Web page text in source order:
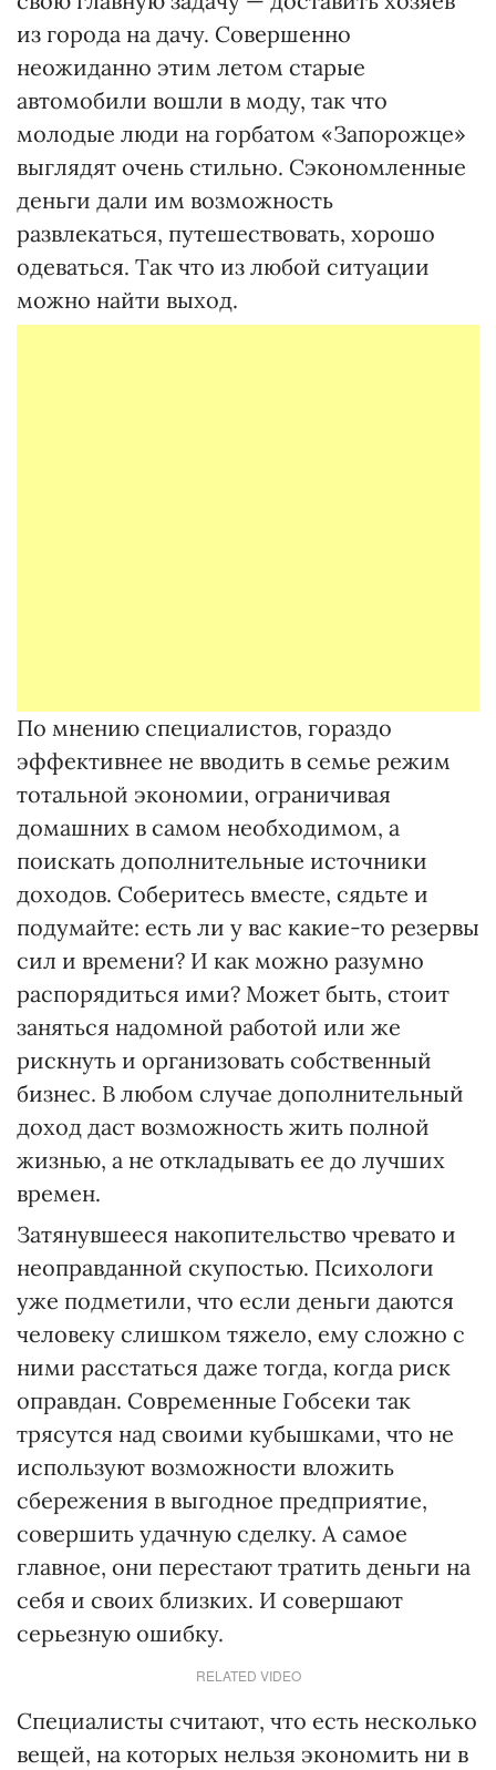
из города на дачу. Совершенно
неожиданно этим летом старые
автомобили вошли в моду, так что
молодые люди на горбатом «Запорожце»
выглядят очень стильно. Сэкономленные
деньги дали им возможность
развлекаться, путешествовать, хорошо
одеваться. Так что из любой ситуации
можно найти выход.
По мнению специалистов, гораздо
эффективнее не вводить в семье режим
тотальной экономии, ограничивая
домашних в самом необходимом, а
поискать дополнительные источники
доходов. Соберитесь вместе, сядьте и
подумайте: есть ли у вас какие-то резервы
сил и времени? И как можно разумно
распорядиться ими? Может быть, стоит
заняться надомной работой или же
рискнуть и организовать собственный
бизнес. В любом случае дополнительный
доход даст возможность жить полной
жизнью, а не откладывать ее до лучших
времен.
Затянувшееся накопительство чревато и
неоправданной скупостью. Психологи
уже подметили, что если деньги даются
человеку слишком тяжело, ему сложно с
ними расстаться даже тогда, когда риск
оправдан. Современные Гобсеки так
трясутся над своими кубышками, что не
используют возможности вложить
сбережения в выгодное предприятие,
совершить удачную сделку. А самое
главное, они перестают тратить деньги на
себя и своих близких. И совершают
серьезную ошибку.
RELATED VIDEO
Специалисты считают, что есть несколько
вещей, на которых нельзя экономить ни в